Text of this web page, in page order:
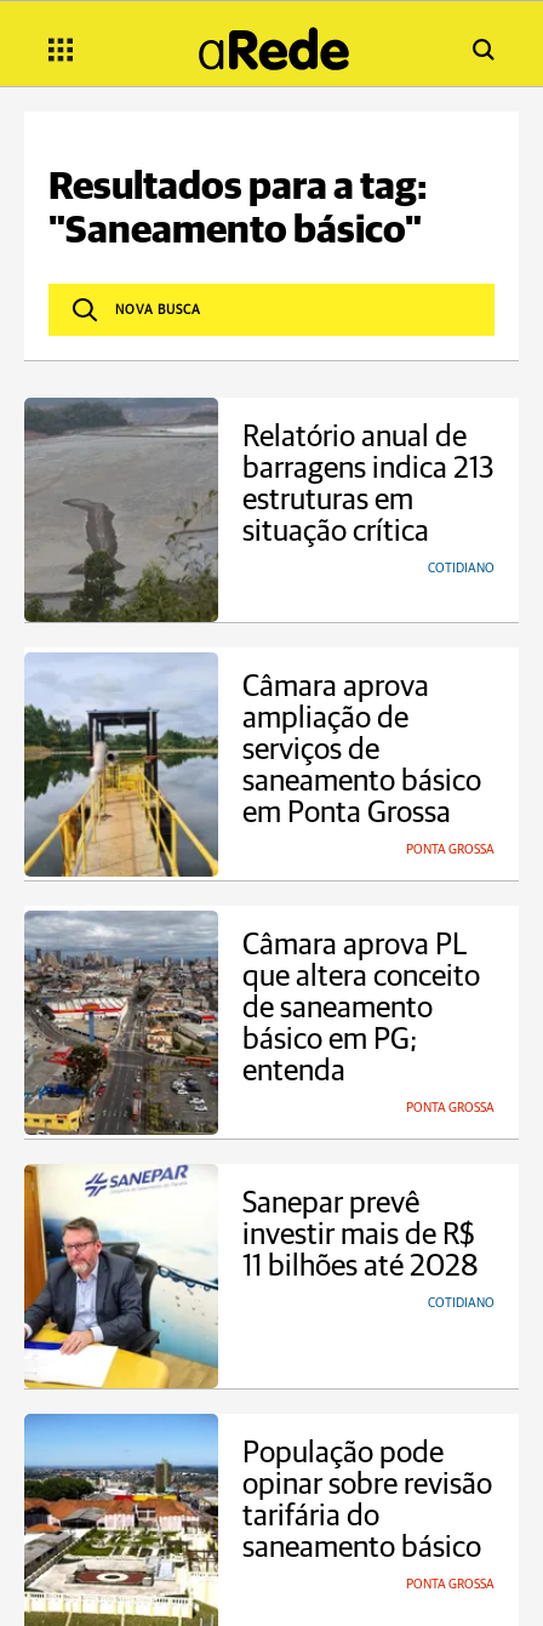
Resultados para a tag:
"Saneamento básico"
Relatório anual de
barragens indica 213
estruturas em
situação crítica
COTIDIANO
Câmara aprova
ampliação de
serviços de
saneamento básico
em Ponta Grossa
PONTA GROSSA
Câmara aprova PL
que altera conceito
de saneamento
básico em PG;
entenda
PONTA GROSSA
Sanepar prevê
investir mais de R$
11 bilhões até 2028
COTIDIANO
População pode
opinar sobre revisão
tarifária do
saneamento básico
PONTA GROSSA